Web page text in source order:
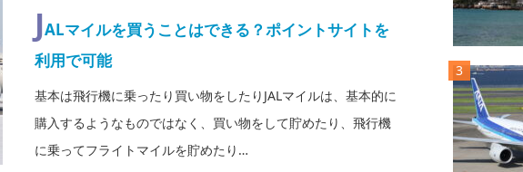
JALマイルを買うことはできる？ポイントサイトを
利用で可能
基本は飛行機に乗ったり買い物をしたりJALマイルは、基本的に
購入するようなものではなく、買い物をして貯めたり、飛行機
に乗ってフライトマイルを貯めたり…